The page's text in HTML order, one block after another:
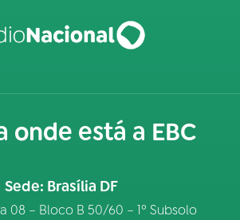
onde está a EBC
Sede: Brasília DF
08 – Bloco B 50/60 – 1º Subsolo